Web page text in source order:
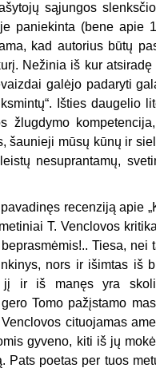
sąjungos
paniekinta (bene apie
kad autorius būtų
Nežinia iš kur
galėjo padaryti
Išties daugelio
žlugdymo
šaunieji mūsų kūnų ir
nesuprantamų,
re­cenziją apie
T. Venclovos
Tiesa, nei
nors ir išimtas iš
jį ir iš manęs yra
Tomo pažįstamo
cituojamas
gyveno, kiti iš jų
Pats poetas per tuos